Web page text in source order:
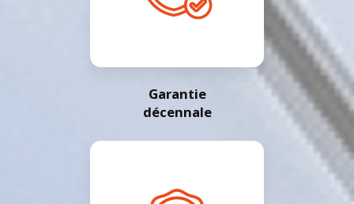
Garantie
décennale